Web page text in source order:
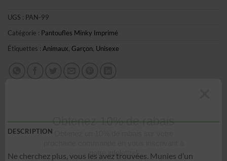
UGS : PAN-99
Catégorie : Pantoufles Minky Imprimé
Étiquettes : Animaux, Garçon, Unisexe
DESCRIPTION
Ne cherchez plus, vous les avez trouvées. Munies d’un
prochaine commande en vous inscrivant à